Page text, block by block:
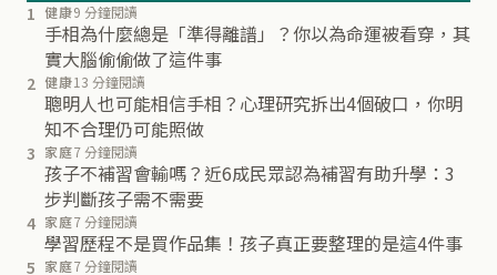
1 健康9 分鐘閱讀
手相為什麼總是「準得離譜」？你以為命運被看穿，其
實大腦偷偷做了這件事
2 健康13 分鐘閱讀
聰明人也可能相信手相？心理研究拆出4個破口，你明
知不合理仍可能照做
3 家庭7 分鐘閱讀
孩子不補習會輸嗎？近6成民眾認為補習有助升學：3
步判斷孩子需不需要
4 家庭7 分鐘閱讀
學習歷程不是買作品集！孩子真正要整理的是這4件事
5 家庭7 分鐘閱讀